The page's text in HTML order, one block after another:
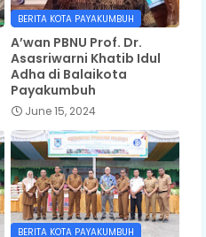
BERITA KOTA PAYAKUMBUH
A’wan PBNU Prof. Dr.
Asasriwarni Khatib Idul
Adha di Balaikota
Payakumbuh
June 15, 2024
BERITA KOTA PAYAKUMBUH